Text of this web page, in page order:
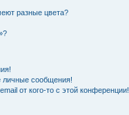
разные цвета?
личные сообщения!
от кого-то с этой конференции!